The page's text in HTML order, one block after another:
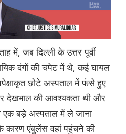
में, जब दिल्ली के उत्तर पूर्वी
दंगों की चपेट में थे, कई घायल
छोटे अस्पताल में फंसे हुए
देखभाल की आवश्यकता थी और
बड़े अस्पताल में ले जाना
कारण एंबुलेंस वहां पहुंचने की